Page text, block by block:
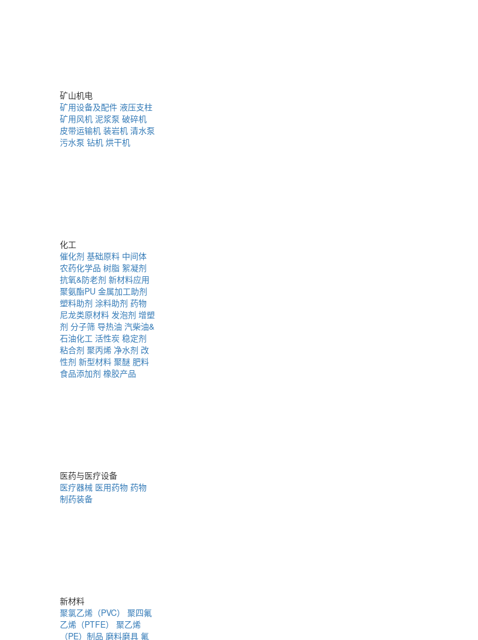
矿山机电
矿用设备及配件 液压支柱
矿用风机 泥浆泵 破碎机
皮带运输机 装岩机 清水泵
污水泵 钻机 烘干机
化工
催化剂 基础原料 中间体
农药化学品 树脂 絮凝剂
抗氧&防老剂 新材料应用
聚氨酯PU 金属加工助剂
塑料助剂 涂料助剂 药物
尼龙类原材料 发泡剂 增塑
剂 分子筛 导热油 汽柴油&
石油化工 活性炭 稳定剂
粘合剂 聚丙烯 净水剂 改
性剂 新型材料 聚醚 肥料
食品添加剂 橡胶产品
医药与医疗设备
医疗器械 医用药物 药物
制药装备
新材料
聚氯乙烯（PVC）
聚四氟
乙烯（PTFE）
聚乙烯
（PE）制品 磨料磨具 氟